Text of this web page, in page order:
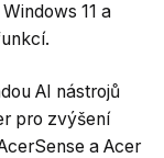
11 a
AI nástrojů
pro zvýšení
a Acer